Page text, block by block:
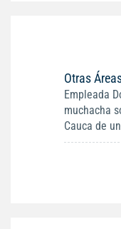
Otras
Empleada
muchacha
Cauca de